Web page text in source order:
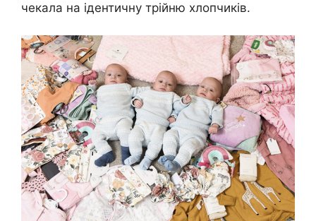
чекала на ідентичну трійню хлопчиків.